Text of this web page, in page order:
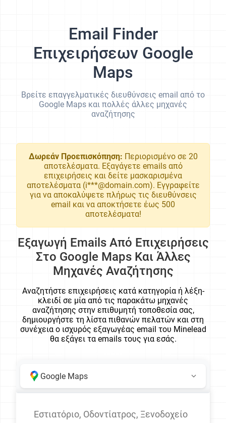
Email Finder
Επιχειρήσεων Google
Maps
Βρείτε επαγγελματικές διευθύνσεις email από το
Google Maps και πολλές άλλες μηχανές
αναζήτησης
Δωρεάν Προεπισκόπηση: Περιορισμένο σε 20
αποτελέσματα. Εξαγάγετε emails από
επιχειρήσεις και δείτε μασκαρισμένα
αποτελέσματα (i***@domain.com). Εγγραφείτε
για να αποκαλύψετε πλήρως τις διευθύνσεις
email και να αποκτήσετε έως 500
αποτελέσματα!
Εξαγωγή Emails Από Επιχειρήσεις
Στο Google Maps Και Άλλες
Μηχανές Αναζήτησης
Αναζητήστε επιχειρήσεις κατά κατηγορία ή λέξη-
κλειδί σε μία από τις παρακάτω μηχανές
αναζήτησης στην επιθυμητή τοποθεσία σας,
δημιουργήστε τη λίστα πιθανών πελατών και στη
συνέχεια ο ισχυρός εξαγωγέας email του Minelead
θα εξάγει τα emails τους για εσάς.
Google Maps